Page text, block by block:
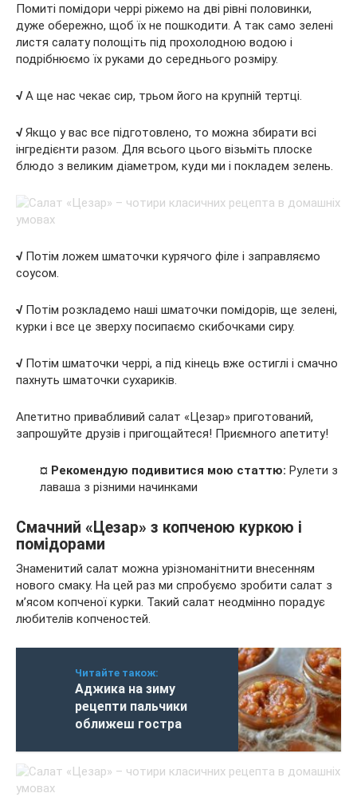
Помиті помідори черрі ріжемо на дві рівні половинки,
дуже обережно, щоб їх не пошкодити. А так само зелені
листя салату полощіть під прохолодною водою і
подрібнюємо їх руками до середнього розміру.
√А ще нас чекає сир, трьом його на крупній тертці.
√Якщо у вас все підготовлено, то можна збирати всі
інгредієнти разом. Для всього цього візьміть плоске
блюдо з великим діаметром, куди ми і покладем зелень.
√ Потім ложем шматочки курячого філе і заправляємо
соусом.
√ Потім розкладемо наші шматочки помідорів, ще зелені,
курки і все це зверху посипаємо скибочками сиру.
√ Потім шматочки черрі, а під кінець вже остиглі і смачно
пахнуть шматочки сухариків.
Апетитно привабливий салат «Цезар» приготований,
запрошуйте друзів і пригощайтеся! Приємного апетиту!
¤ Рекомендую подивитися мою статтю: Рулети з
лаваша з різними начинками
Смачний «Цезар» з копченою куркою і
помідорами
Знаменитий салат можна урізноманітнити внесенням
нового смаку. На цей раз ми спробуємо зробити салат з
м’ясом копченої курки. Такий салат неодмінно порадує
любителів копченостей.
Читайте також:
Аджика на зиму
рецепти пальчики
оближеш гостра